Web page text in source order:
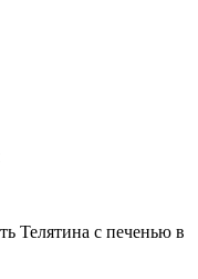
Телятина с печенью в